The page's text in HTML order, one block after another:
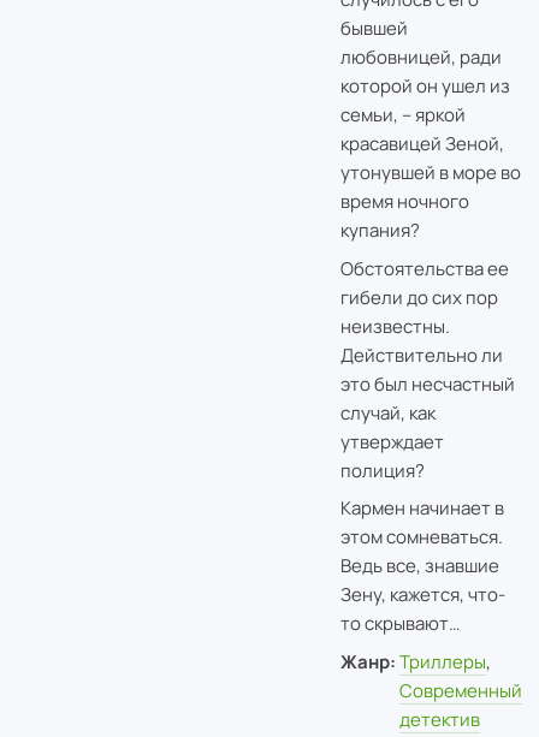
бывшей
любовницей, ради
которой он ушел из
семьи, – яркой
красавицей Зеной,
утонувшей в море во
время ночного
купания?
Обстоятельства ее
гибели до сих пор
неизвестны.
Действительно ли
это был несчастный
случай, как
утверждает
полиция?
Кармен начинает в
этом сомневаться.
Ведь все, знавшие
Зену, кажется, что-
то скрывают…
Жанр: Триллеры,
Современный
детектив